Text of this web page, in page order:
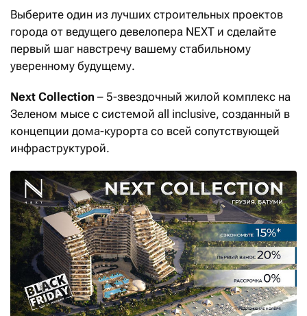
Выберите один из лучших строительных проектов
города от ведущего девелопера NEXT и сделайте
первый шаг навстречу вашему стабильному
уверенному будущему.
Next Collection – 5-звездочный жилой комплекс на
Зеленом мысе с системой all inclusive, созданный в
концепции дома-курорта со всей сопутствующей
инфраструктурой.